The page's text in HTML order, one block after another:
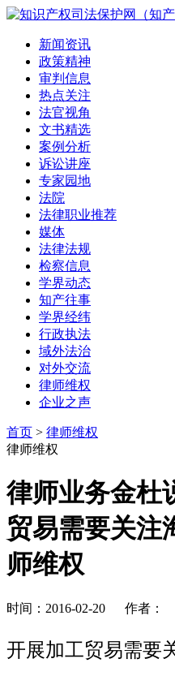
新闻资讯
政策精神
审判信息
热点关注
法官视角
文书精选
案例分析
诉讼讲座
专家园地
法院
法律职业推荐
媒体
法律法规
检察信息
学界动态
知产往事
学界经纬
行政执法
域外法治
对外交流
律师维权
企业之声
首页 > 律师维权
律师维权
律师业务金杜
贸易需要关注
师维权
时间：2016-02-20 作者：
开展加工贸易需要